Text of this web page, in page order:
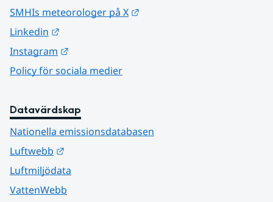
SMHIs meteorologer på X
Linkedin
Instagram
Policy för sociala medier
Datavärdskap
Nationella emissionsdatabasen
Luftwebb
Luftmiljödata
VattenWebb